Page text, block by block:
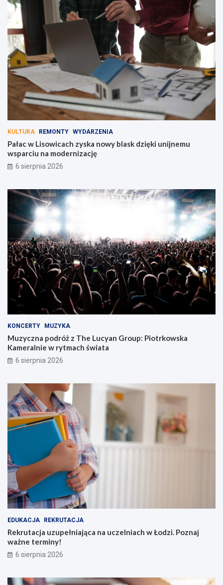
KULTURA REMONTY WYDARZENIA
Pałac w Lisowicach zyska nowy blask dzięki unijnemu
wsparciu na modernizację
6 sierpnia 2026
KONCERTY MUZYKA
Muzyczna podróż z The Lucyan Group: Piotrkowska
Kameralnie w rytmach świata
6 sierpnia 2026
EDUKACJA REKRUTACJA
Rekrutacja uzupełniająca na uczelniach w Łodzi. Poznaj
ważne terminy!
6 sierpnia 2026